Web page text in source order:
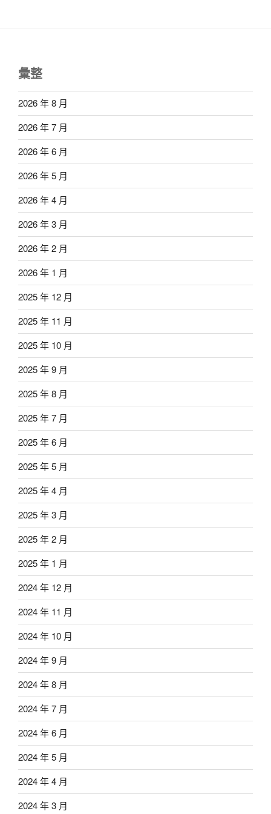
彙整
2026 年 8 月
2026 年 7 月
2026 年 6 月
2026 年 5 月
2026 年 4 月
2026 年 3 月
2026 年 2 月
2026 年 1 月
2025 年 12 月
2025 年 11 月
2025 年 10 月
2025 年 9 月
2025 年 8 月
2025 年 7 月
2025 年 6 月
2025 年 5 月
2025 年 4 月
2025 年 3 月
2025 年 2 月
2025 年 1 月
2024 年 12 月
2024 年 11 月
2024 年 10 月
2024 年 9 月
2024 年 8 月
2024 年 7 月
2024 年 6 月
2024 年 5 月
2024 年 4 月
2024 年 3 月